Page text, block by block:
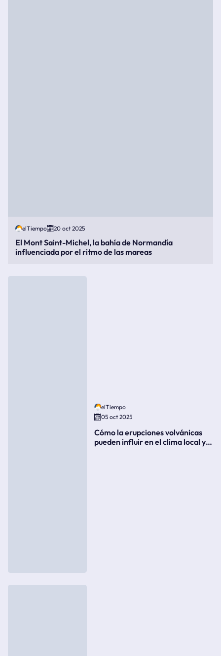
elTiempo 20 oct 2025
El Mont Saint-Michel, la bahía de Normandía
influenciada por el ritmo de las mareas
elTiempo
05 oct 2025
Cómo la erupciones volvánicas
pueden influir en el clima local y